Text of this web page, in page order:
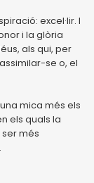
excel·lir. I
i la glòria
als qui, per
se o, el
mica més els
els quals la
ser més